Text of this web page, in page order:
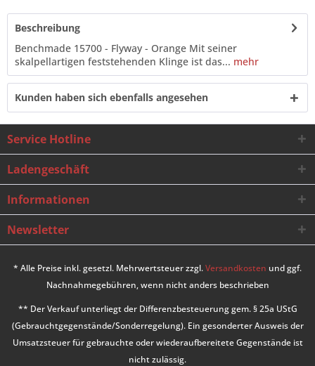
Beschreibung
Benchmade 15700 - Flyway - Orange Mit seiner
skalpellartigen feststehenden Klinge ist das... mehr
Kunden haben sich ebenfalls angesehen
Service Hotline
Ladengeschäft
Informationen
Newsletter
* Alle Preise inkl. gesetzl. Mehrwertsteuer zzgl.Versandkosten und ggf.
Nachnahmegebühren, wenn nicht anders beschrieben
** Der Verkauf unterliegt der Differenzbesteuerung gem. § 25a UStG
(Gebrauchtgegenstände/Sonderregelung). Ein gesonderter Ausweis der
Umsatzsteuer für gebrauchte oder wiederaufbereitete Gegenstände ist
nicht zulässig.